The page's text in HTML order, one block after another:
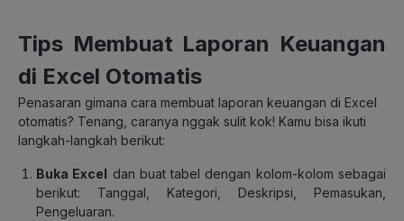
Tips Membuat Laporan Keuangan
di Excel Otomatis
Penasaran gimana cara membuat laporan keuangan di Excel
otomatis? Tenang, caranya nggak sulit kok! Kamu bisa ikuti
langkah-langkah berikut:
Buka Excel dan buat tabel dengan kolom-kolom sebagai
berikut: Tanggal, Kategori, Deskripsi, Pemasukan,
Pengeluaran.